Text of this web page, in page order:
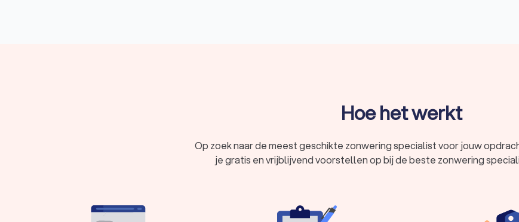
Hoe het werkt
Op zoek naar de meest geschikte zonwering specialist voor jouw
je gratis en vrijblijvend voorstellen op bij de beste zonwering